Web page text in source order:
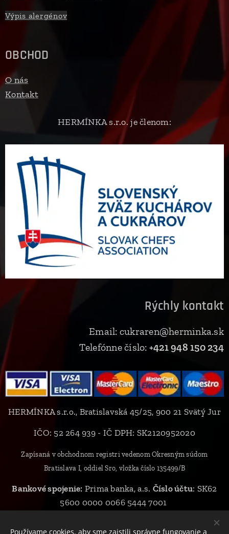
Výpis alergénov
OBCHOD
O nás
Kontakt
HERMÍNKA s.r.o. je členom:
Rýchly kontakt
Email: cukraren@herminka.sk
Telefónne číslo: +421 948 150 234
HERMÍNKA s.r.o., Bratislavská 45/25, 900 21 Svätý Jur
IČO: 52 264 939 - IČ DPH: SK2120952020
Zapísaná v obchodnom registri vedenom Okresným súdom
Bratislava I, oddiel Sro, vložka číslo 135499/B
Bankové spojenie: Prima banka, a.s. Číslo účtu: SK62
5600 0000 0066 5444 7001
Používame cookies, aby sme zaistili správne fungovanie a